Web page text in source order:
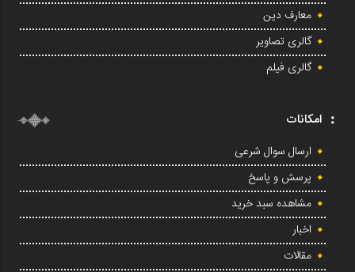
معارف دین
گالری تصاویر
گالری فیلم
امکانات
ارسال سوال شرعی
پرسش و پاسخ
مشاهده سبد خرید
اخبار
مقالات